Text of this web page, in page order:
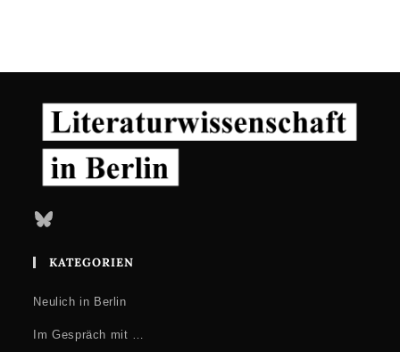
Bluesky
KATEGORIEN
Neulich in Berlin
Im Gespräch mit …